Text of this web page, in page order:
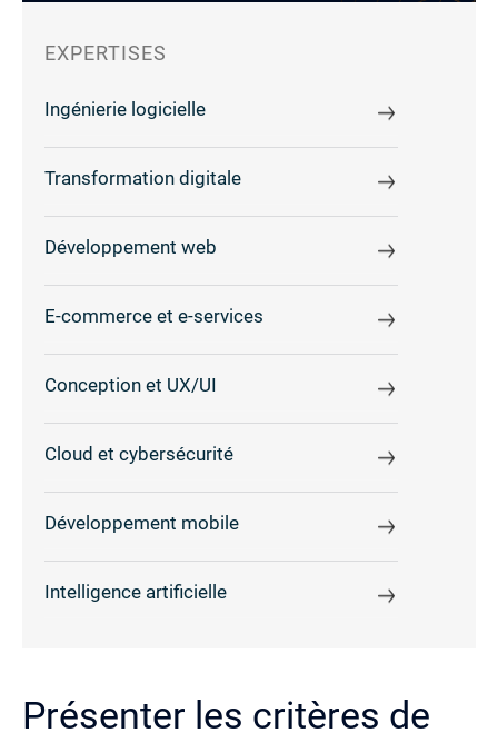
EXPERTISES
Ingénierie logicielle
Transformation digitale
Développement web
E-commerce et e-services
Conception et UX/UI
Cloud et cybersécurité
Développement mobile
Intelligence artificielle
Présenter les critères de